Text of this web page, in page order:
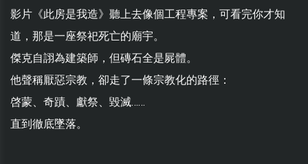
影片《此房是我造》聽上去像個工程專案，可看完你才知
道，那是一座祭祀死亡的廟宇。
傑克自詡為建築師，但磚石全是屍體。
他聲稱厭惡宗教，卻走了一條宗教化的路徑：
啓蒙、奇蹟、獻祭、毀滅……
直到徹底墜落。